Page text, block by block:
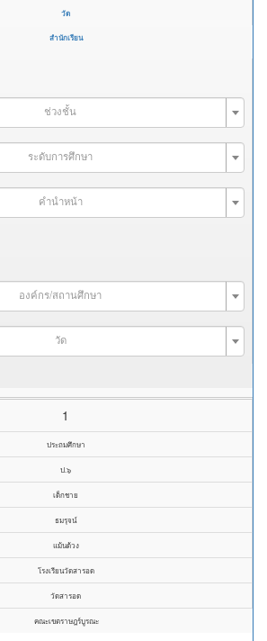
วัด
สำนักเรียน
ช่วงชั้น
ระดับการศึกษา
คำนำหน้า
องค์กร/สถานศึกษา
วัด
1
ประถมศึกษา
ป.๖
เด็กชาย
ธมรุจน์
แม้นด้วง
โรงเรียนวัดสารอด
วัดสารอด
คณะเขตราษฎร์บูรณะ